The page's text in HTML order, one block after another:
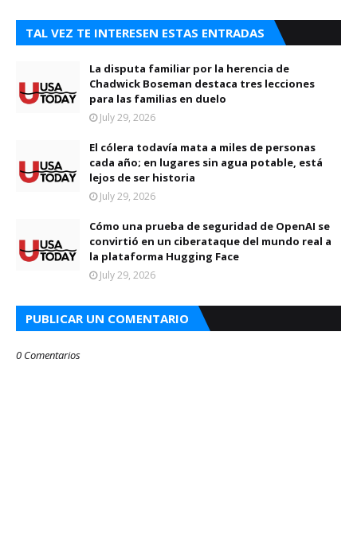
TAL VEZ TE INTERESEN ESTAS ENTRADAS
La disputa familiar por la herencia de
Chadwick Boseman destaca tres lecciones
para las familias en duelo
July 29, 2026
El cólera todavía mata a miles de personas
cada año; en lugares sin agua potable, está
lejos de ser historia
July 29, 2026
Cómo una prueba de seguridad de OpenAI se
convirtió en un ciberataque del mundo real a
la plataforma Hugging Face
July 29, 2026
PUBLICAR UN COMENTARIO
0 Comentarios